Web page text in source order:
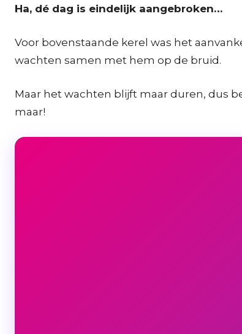
Ha, dé dag is eindelijk aangebroken…
Voor bovenstaande kerel was het
wachten samen met hem op de bruid.
Maar het wachten blijft maar duren, dus
maar!